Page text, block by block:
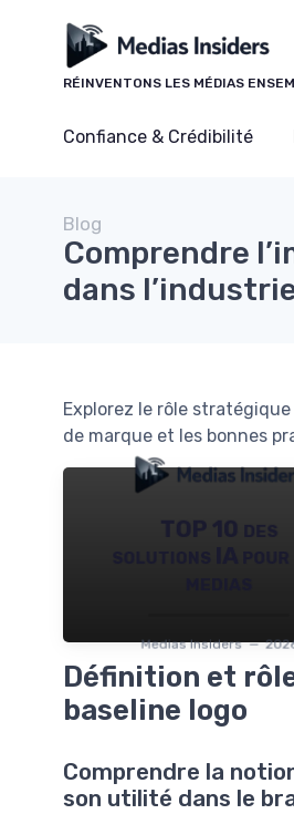
RÉINVENTONS LES MÉDIAS
Confiance & Crédibilité
Blog
Comprendre
dans
Explorez le rôle
de marque et les bonnes
TOP 10 des
Medias Insiders —
Définition et
baseline logo
Comprendre la
son utilité dans le